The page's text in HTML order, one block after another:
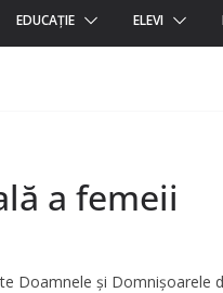
EDUCAŢIE ELEVI
a femeii
Doamnele și Domnișoarele